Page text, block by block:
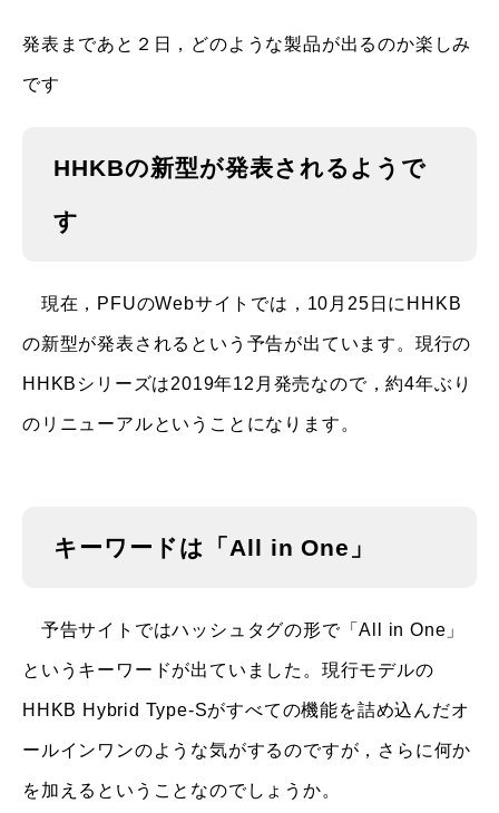
発表まであと２日，どのような製品が出るのか楽しみ
です
HHKBの新型が発表されるようで
す
現在，PFUのWebサイトでは，10月25日にHHKB
の新型が発表されるという予告が出ています。現行の
HHKBシリーズは2019年12月発売なので，約4年ぶり
のリニューアルということになります。
キーワードは「All in One」
予告サイトではハッシュタグの形で「All in One」
というキーワードが出ていました。現行モデルの
HHKB Hybrid Type-Sがすべての機能を詰め込んだオ
ールインワンのような気がするのですが，さらに何か
を加えるということなのでしょうか。